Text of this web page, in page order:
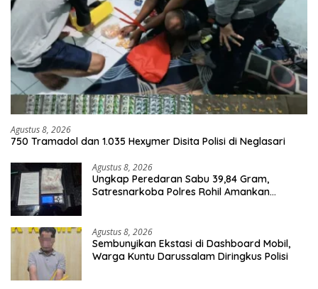
Agustus 8, 2026
750 Tramadol dan 1.035 Hexymer Disita Polisi di Neglasari
Agustus 8, 2026
Ungkap Peredaran Sabu 39,84 Gram,
Satresnarkoba Polres Rohil Amankan
Agustus 8, 2026
Sembunyikan Ekstasi di Dashboard Mobil,
Warga Kuntu Darussalam Diringkus Polisi